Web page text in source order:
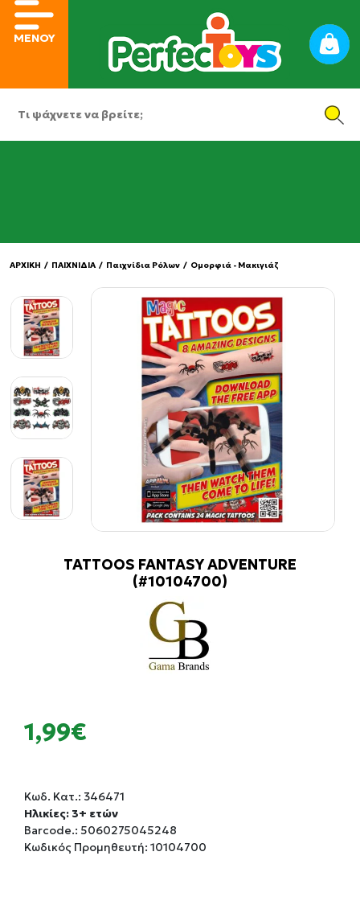
ΜΕΝΟΥ
ΑΡΧΙΚΗ / ΠΑΙΧΝΙΔΙΑ / Παιχνίδια Ρόλων / Ομορφιά - Μακιγιάζ
TATTOOS FANTASY ADVENTURE
(#10104700)
1,99€
Κωδ. Κατ.: 346471
Ηλικίες: 3+ ετών
Barcode.: 5060275045248
Κωδικός Προμηθευτή: 10104700